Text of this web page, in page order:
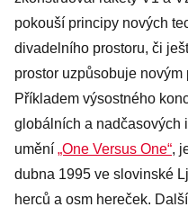
pokouší principy nových
divadelního prostoru, či
prostor uzpůsobuje novým
Příkladem výsostného
globálních a nadčasových
umění „One Versus One“,
dubna 1995 ve slovinské
herců a osm hereček.